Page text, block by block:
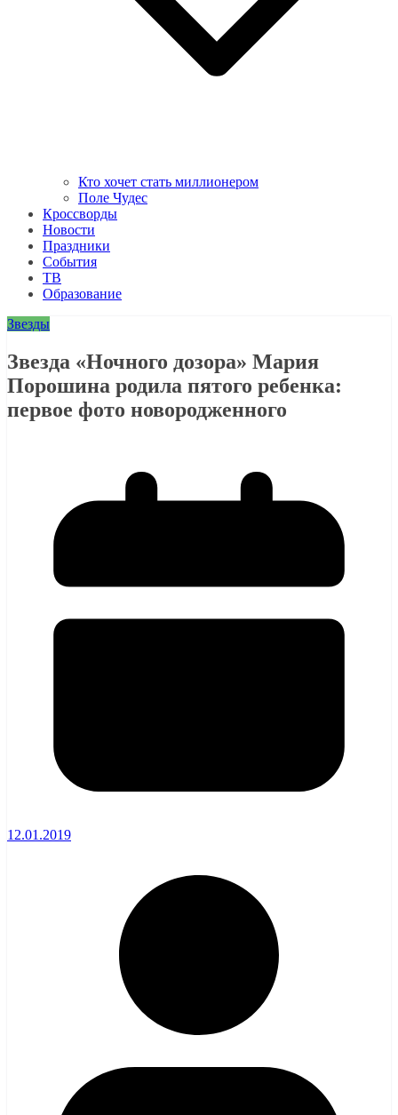
Кто хочет стать миллионером
Поле Чудес
Кроссворды
Новости
Праздники
События
ТВ
Образование
Звезды
Звезда «Ночного дозора» Мария
Порошина родила пятого ребенка:
первое фото новородженного
12.01.2019